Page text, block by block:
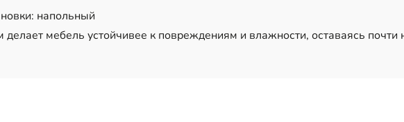
напольный
мебель устойчивее к повреждениям и влажности, оставаясь почти